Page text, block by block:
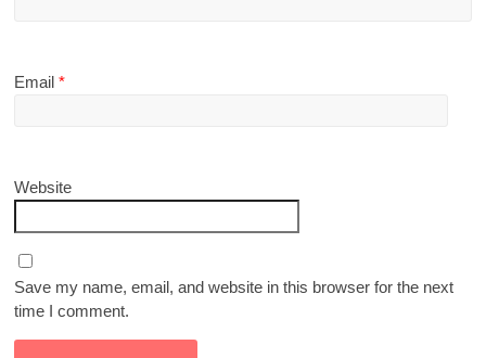
Email*
Website
Save my name, email, and website in this browser for the next
time I comment.